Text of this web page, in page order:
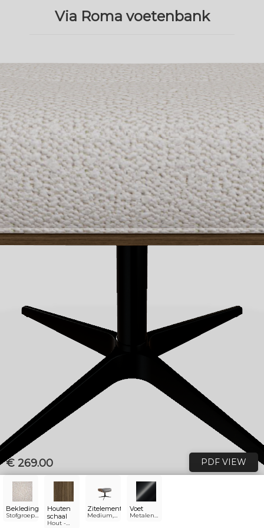
Via Roma voetenbank
Bekleding
Stofgroep
4 - Ascot
Houten
schaal
Hout -
Zitelement
Medium,
hoogte 42
Voet
Metalen
€ 269.00 PDF VIEW